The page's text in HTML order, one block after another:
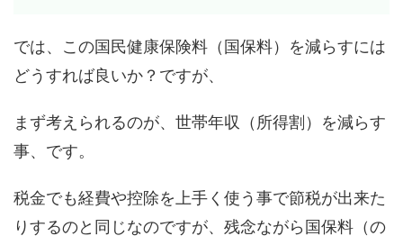
では、この国民健康保険料（国保料）を減らすには
どうすれば良いか？ですが、
まず考えられるのが、世帯年収（所得割）を減らす
事、です。
税金でも経費や控除を上手く使う事で節税が出来た
りするのと同じなのですが、残念ながら国保料（の